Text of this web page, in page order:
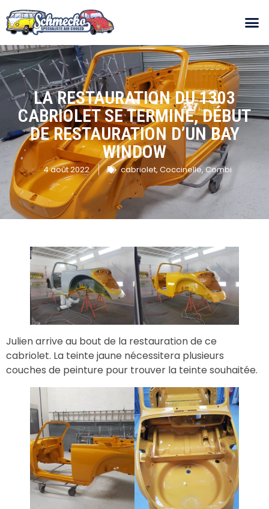
LA RESTAURATION DU 1303
CABRIOLET SE TERMINE, DÉBUT
DE RESTAURATION D’UN BAY
WINDOW
4 août 2022 cabriolet, Coccinelle,Combi
Julien arrive au bout de la restauration de ce
cabriolet. La teinte jaune nécessitera plusieurs
couches de peinture pour trouver la teinte souhaitée.